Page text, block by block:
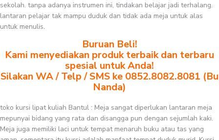
sekolah. tanpa adanya instrumen ini, tindakan belajar jadi terhalang.
lantaran pelajar tak mampu duduk dan tidak ada meja untuk alas
untuk menulis.
Buruan Beli!
Kami menyediakan produk terbaik dan terbaru
spesial untuk Anda!
Silakan WA / Telp / SMS ke 0852.8082.8081 (Bu
Nanda)
toko kursi lipat kuliah Bantul : Meja sangat diperlukan lantaran meja
mepunyai bidang yang rata dan disangga pun dengan sejumlah kaki.
Meja juga memiliki laci untuk tempat menaruh buku atau tas yang